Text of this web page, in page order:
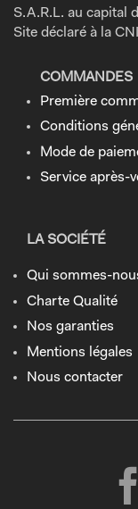
S.A.R.L. au capital
Site déclaré à la
COMMANDES
Première
Conditions
Mode de
Service après-
LA SOCIÉTÉ
Qui sommes-
Charte Qualité
Nos garanties
Mentions légales
Nous contacter